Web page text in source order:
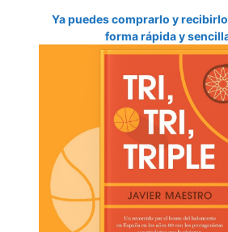
Ya puedes comprarlo y
forma rápida y